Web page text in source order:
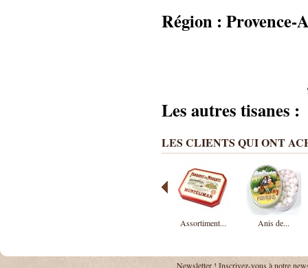
Région :
Les autres tisanes :
LES CLIENTS QUI ONT
Assortiment... Anis de...
Newsletter ! Inscrivez-vous à notre